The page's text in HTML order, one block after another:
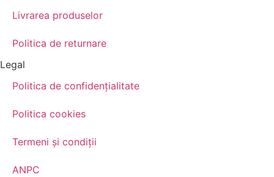
Livrarea produselor
Politica de returnare
Legal
Politica de confidenţialitate
Politica cookies
Termeni şi condiţii
ANPC